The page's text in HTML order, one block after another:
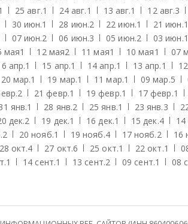
25 авг.1 24 авг.1 13 авг.1 12 авг.3
30 июн.1 28 июн.2 22 июн.1 21 июн.1
07 июн.2 06 июн.3 05 июн.2 03 июн.1
мая1 12 мая2 11 мая1 10 мая1 07
апр.1 15 апр.1 14 апр.1 13 апр.1
20 мар.1 19 мар.1 11 мар.1 09 мар.5
2 21 февр.1 19 февр.1 17 февр.1
янв.1 28 янв.2 25 янв.1 23 янв.3
дек.2 19 дек.1 16 дек.1 15 дек.4 14
2 20 нояб.1 19 нояб.4 17 нояб.2 16
28 окт.4 27 окт.6 25 окт.1 22 окт.1
1 14 сент.1 13 сент.2 09 сент.1 08